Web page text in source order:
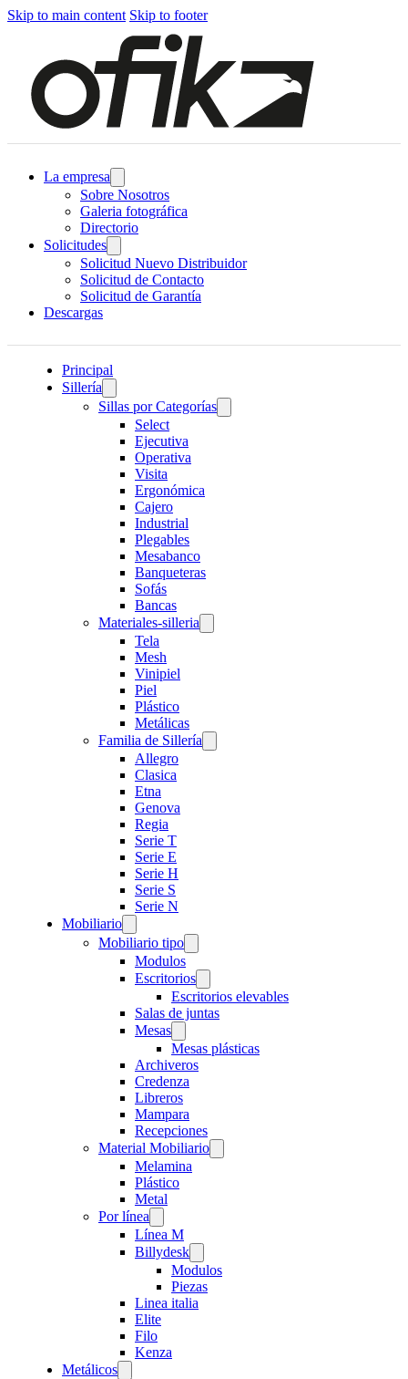
Skip to main content Skip to footer
La empresa
Sobre Nosotros
Galeria fotográfica
Directorio
Solicitudes
Solicitud Nuevo Distribuidor
Solicitud de Contacto
Solicitud de Garantía
Descargas
Principal
Sillería
Sillas por Categorías
Select
Ejecutiva
Operativa
Visita
Ergonómica
Cajero
Industrial
Plegables
Mesabanco
Banqueteras
Sofás
Bancas
Materiales-silleria
Tela
Mesh
Vinipiel
Piel
Plástico
Metálicas
Familia de Sillería
Allegro
Clasica
Etna
Genova
Regia
Serie T
Serie E
Serie H
Serie S
Serie N
Mobiliario
Mobiliario tipo
Modulos
Escritorios
Escritorios elevables
Salas de juntas
Mesas
Mesas plásticas
Archiveros
Credenza
Libreros
Mampara
Recepciones
Material Mobiliario
Melamina
Plástico
Metal
Por línea
Línea M
Billydesk
Modulos
Piezas
Linea italia
Elite
Filo
Kenza
Metálicos